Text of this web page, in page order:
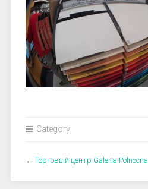
Category:
← Торговый центр Galeria Północna